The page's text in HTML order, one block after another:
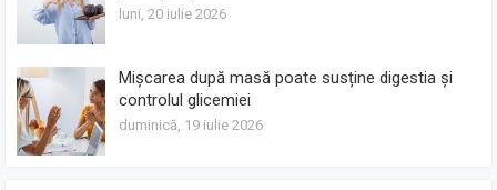
luni, 20 iulie 2026
Mișcarea după masă poate susține digestia și
controlul glicemiei
duminică, 19 iulie 2026